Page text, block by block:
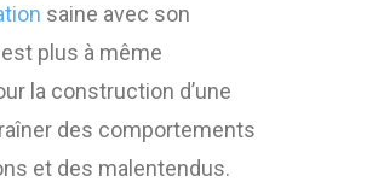
saine avec son
plus à même
la construction d’une
des comportements
et des malentendus.